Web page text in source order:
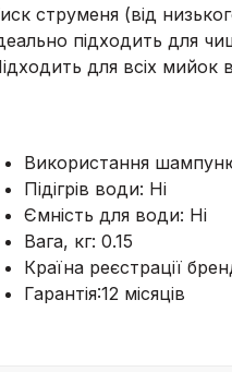
струменя (від
підходить для
для всіх мийок
Використання
Підігрів води: Ні
Ємність для води: Ні
Вага, кг: 0.15
Країна реєстрації
Гарантія:12 місяців